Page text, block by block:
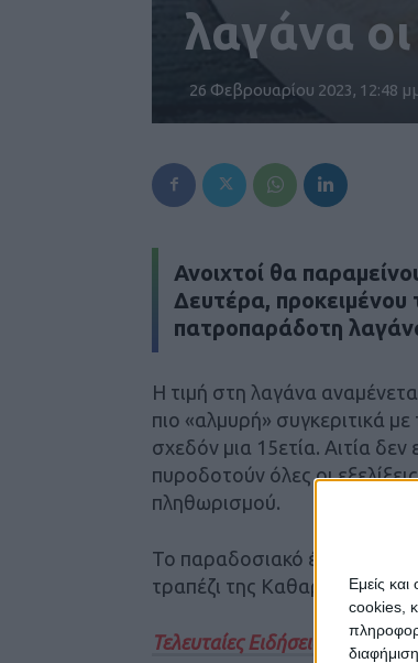
Εμείς
cookies,
λαγάνα
26 Φεβρουαρίου 2023, 12:48
Ανοιχτοί θα
Δευτέρα, προκειμένου
πατροπαράδοτη
H τιμή στη λαγάνα
πιο «αλμυρή» συγκεριτικά
σχεδόν μια 15ετία. Αιτία δεν
πυροδοτούν όλες οι
πληθωρισμού.
Το παραδοσιακό έδεσμα της
τραπέζι της Καθαράς
Τελευταίες Ειδήσεις Σήμερα